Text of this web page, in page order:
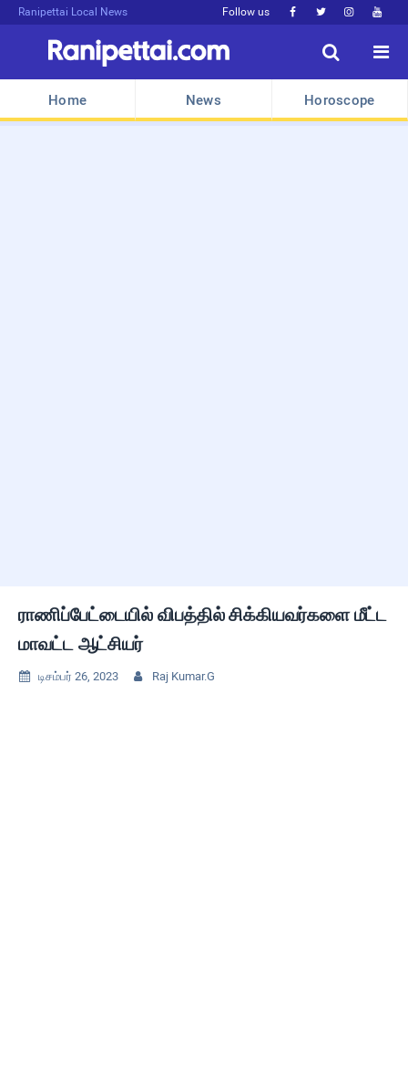
Ranipettai Local News Follow us    


Home News Horoscope
ராணிப்பேட்டையில் விபத்தில் சிக்கியவர்களை மீட்ட
மாவட்ட ஆட்சியர்
 டிசம்பர் 26, 2023  Raj Kumar.G